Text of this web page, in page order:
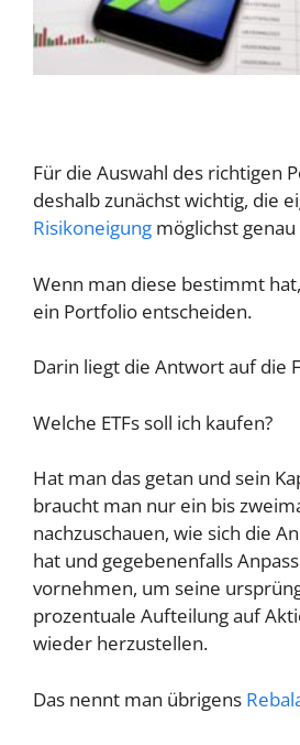
Für die Auswahl des richtigen
deshalb zunächst wichtig, die
Risikoneigung möglichst
Wenn man diese bestimmt
ein Portfolio entscheiden.
Darin liegt die Antwort auf die
Welche ETFs soll ich kaufen?
Hat man das getan und sein
braucht man nur ein bis
nachzuschauen, wie sich die
hat und gegebenenfalls
vornehmen, um seine
prozentuale Aufteilung auf
wieder herzustellen.
Das nennt man übrigens